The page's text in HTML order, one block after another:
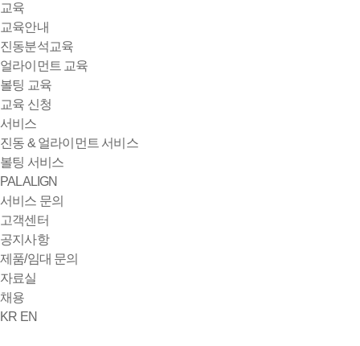
교육
교육안내
진동분석교육
얼라이먼트 교육
볼팅 교육
교육 신청
서비스
진동 & 얼라이먼트 서비스
볼팅 서비스
PALALIGN
서비스 문의
고객센터
공지사항
제품/임대 문의
자료실
채용
KR EN